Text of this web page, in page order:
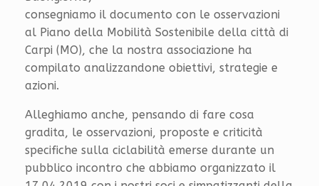
consegniamo il documento con le osservazioni
al Piano della Mobilità Sostenibile della città di
Carpi (MO), che la nostra associazione ha
compilato analizzandone obiettivi, strategie e
azioni.
Alleghiamo anche, pensando di fare cosa
gradita, le osservazioni, proposte e criticità
specifiche sulla ciclabilità emerse durante un
pubblico incontro che abbiamo organizzato il